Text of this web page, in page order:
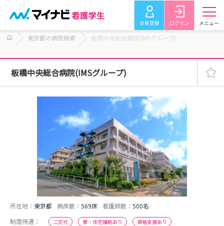
会員登録 ログイン メニュー
東京都の病院検索 板橋中央総合病院(IMSグループ)
板橋中央総合病院(IMSグループ)
所在地： 東京都 病床数： 569床 看護師数： 500名
制度待遇：
二交代 寮・住宅補助あり
資格支援あり